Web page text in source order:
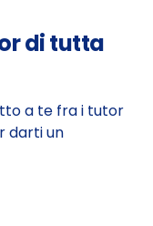
di tutta
a te fra i tutor
darti un